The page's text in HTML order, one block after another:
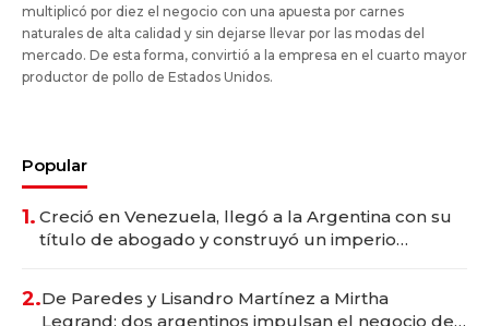
multiplicó por diez el negocio con una apuesta por carnes
naturales de alta calidad y sin dejarse llevar por las modas del
mercado. De esta forma, convirtió a la empresa en el cuarto mayor
productor de pollo de Estados Unidos.
Popular
1. Creció en Venezuela, llegó a la Argentina con su
título de abogado y construyó un imperio
2.De Paredes y Lisandro Martínez a Mirtha
Legrand: dos argentinos impulsan el negocio del